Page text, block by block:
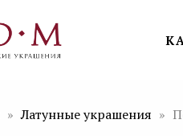
Латунные украшения